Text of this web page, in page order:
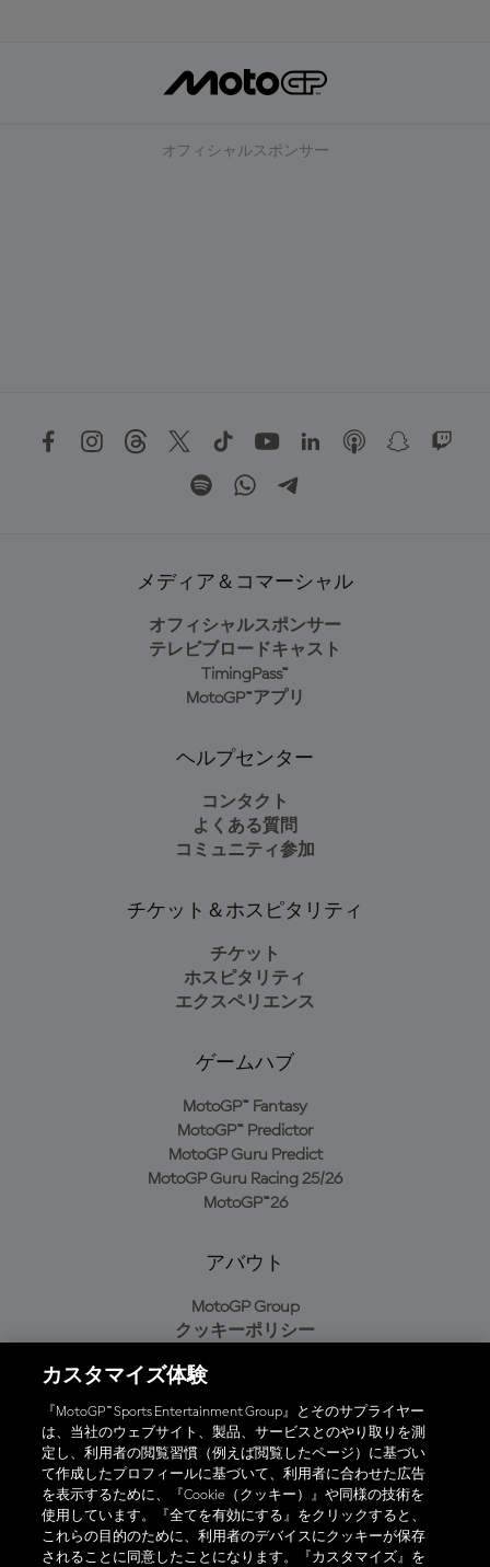
オフィシャルスポンサー
メディア＆コマーシャル
オフィシャルスポンサー
テレビブロードキャスト
TimingPass™
MotoGP™アプリ
ヘルプセンター
コンタクト
よくある質問
コミュニティ参加
チケット＆ホスピタリティ
チケット
ホスピタリティ
エクスペリエンス
ゲームハブ
MotoGP™ Fantasy
MotoGP™ Predictor
MotoGP Guru Predict
MotoGP Guru Racing 25/26
MotoGP™26
アバウト
MotoGP Group
クッキーポリシー
プライバシーポリシー
購入ポリシー
オフィシャルアプリ
カスタマイズ体験
『MotoGP™ Sports Entertainment Group』とそのサプライヤー
は、当社のウェブサイト、製品、サービスとのやり取りを測
定し、利用者の閲覧習慣（例えば閲覧したページ）に基づい
て作成したプロフィールに基づいて、利用者に合わせた広告
を表示するために、『Cookie（クッキー）』や同様の技術を
使用しています。『全てを有効にする』をクリックすると、
これらの目的のために、利用者のデバイスにクッキーが保存
されることに同意したことになります。『カスタマイズ』を